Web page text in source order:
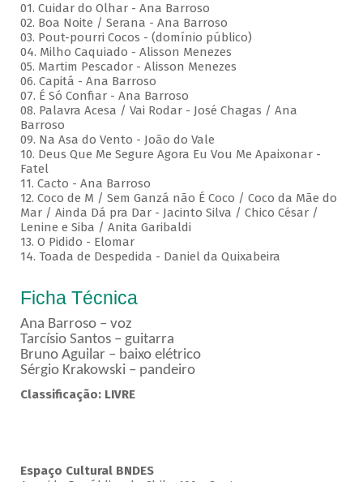
01. Cuidar do Olhar - Ana Barroso
02. Boa Noite / Serana - Ana Barroso
03. Pout-pourri Cocos - (domínio público)
04. Milho Caquiado - Alisson Menezes
05. Martim Pescador - Alisson Menezes
06. Capitá - Ana Barroso
07. É Só Confiar - Ana Barroso
08. Palavra Acesa / Vai Rodar - José Chagas / Ana
Barroso
09. Na Asa do Vento - João do Vale
10. Deus Que Me Segure Agora Eu Vou Me Apaixonar -
Fatel
11. Cacto - Ana Barroso
12. Coco de M / Sem Ganzá não É Coco / Coco da Mãe do
Mar / Ainda Dá pra Dar - Jacinto Silva / Chico César /
Lenine e Siba / Anita Garibaldi
13. O Pidido - Elomar
14. Toada de Despedida - Daniel da Quixabeira
Ficha Técnica
Ana Barroso – voz
Tarcísio Santos – guitarra
Bruno Aguilar – baixo elétrico
Sérgio Krakowski – pandeiro
Classificação: LIVRE
Espaço Cultural BNDES